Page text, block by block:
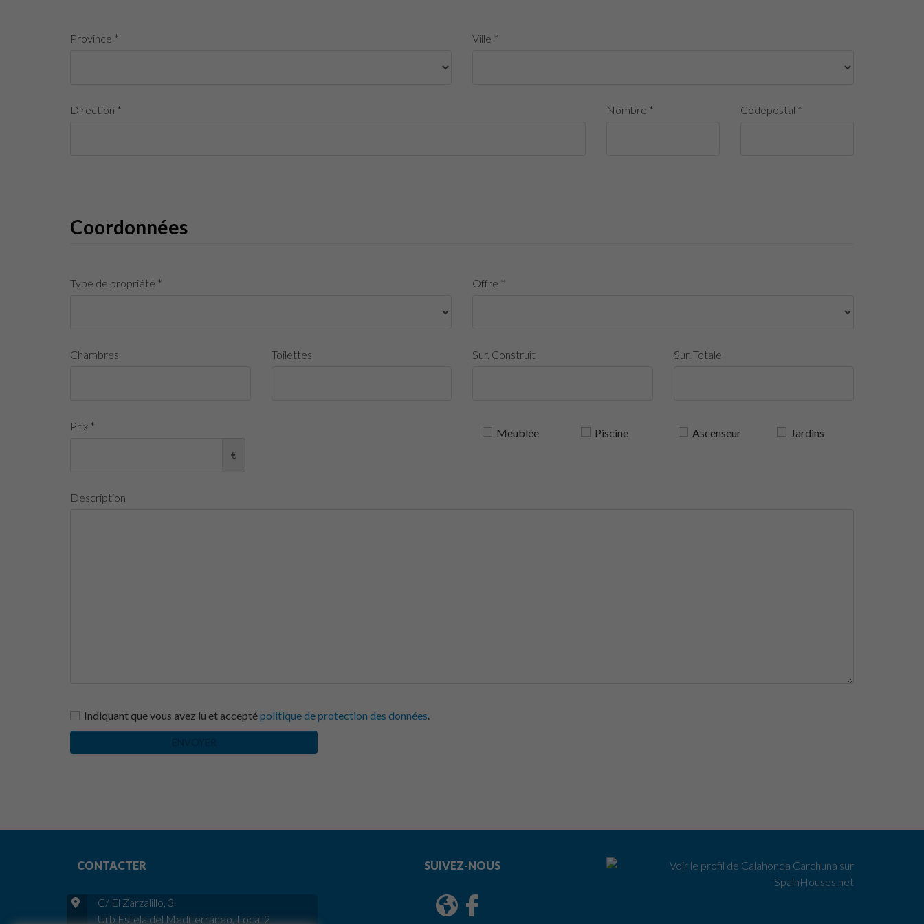
Province * Ville *
Direction * Nombre * Codepostal *
Coordonnées
Type de propriété * Offre *
Chambres Toilettes Sur. Construit Sur. Totale
Prix *
€
Meublée Piscine Ascenseur Jardins
Description
Indiquant que vous avez lu et acceptépolitique de protection des données.
ENVOYER
CONTACTER
C/ El Zarzalillo, 3
Urb Estela del Mediterráneo, Local 2
SUIVEZ-NOUS